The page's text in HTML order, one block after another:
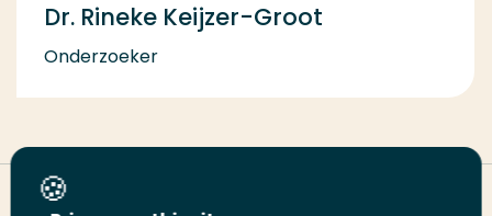
Dr. Rineke Keijzer-Groot
Onderzoeker
Deel deze pagina